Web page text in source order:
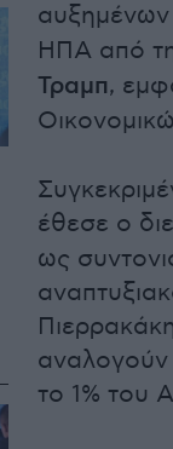
αυξημένων
ΗΠΑ από
Τραμπ,
έθεσε ο
ως
το 1% του